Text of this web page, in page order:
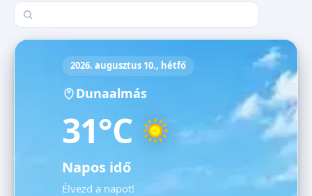
Település keresése
2026. augusztus 10., hétfő
Dunaalmás
31°C
Napos idő
Élvezd a napot!